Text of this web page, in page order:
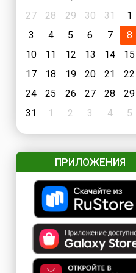
27
28 29 30 31 1
3
4 5 6 7 8
10
11 12 13 14 15
17
18 19 20 21 22
24
25 26 27 28 29
31
1 2 3 4 5
ПРИЛОЖЕНИЯ